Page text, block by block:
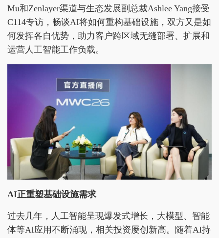
Mu和Zenlayer渠道与生态发展副总裁Ashlee Yang接受
C114专访，畅谈AI将如何重构基础设施，双方又是如
何发挥各自优势，助力客户跨区域无缝部署、扩展和
运营人工智能工作负载。
AI正重塑基础设施需求
过去几年，人工智能呈现爆发式增长，大模型、智能
体等AI应用不断涌现，相关投资屡创新高。随着AI持